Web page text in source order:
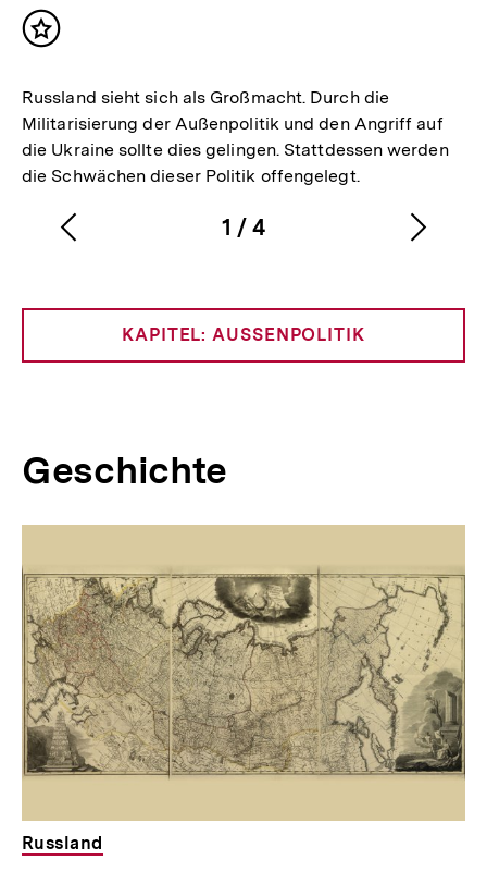
Inhalt
Russland sieht sich als Großmacht. Durch die
Militarisierung der Außenpolitik und den Angriff auf
die Ukraine sollte dies gelingen. Stattdessen werden
die Schwächen dieser Politik offengelegt.
Karussellinhalt
1
von
/4
Vorherigen
anzeigen
KAPITEL: AUSSENPOLITIK
Geschichte
Russland